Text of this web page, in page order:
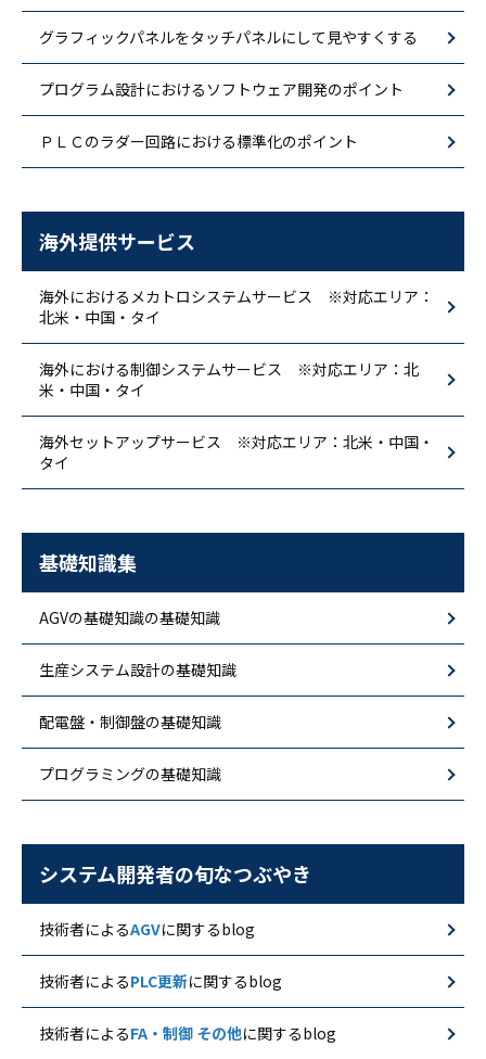
グラフィックパネルをタッチパネルにして見やすくする
プログラム設計におけるソフトウェア開発のポイント
ＰＬＣのラダー回路における標準化のポイント
海外提供サービス
海外におけるメカトロシステムサービス ※対応エリア：
北米・中国・タイ
海外における制御システムサービス ※対応エリア：北
米・中国・タイ
海外セットアップサービス ※対応エリア：北米・中国・
タイ
基礎知識集
AGVの基礎知識の基礎知識
生産システム設計の基礎知識
配電盤・制御盤の基礎知識
プログラミングの基礎知識
システム開発者の旬なつぶやき
技術者によるAGVに関するblog
技術者によるPLC更新に関するblog
技術者によるFA・制御 その他に関するblog